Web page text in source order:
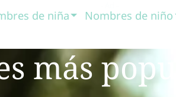
de niña Nombres de niño
más